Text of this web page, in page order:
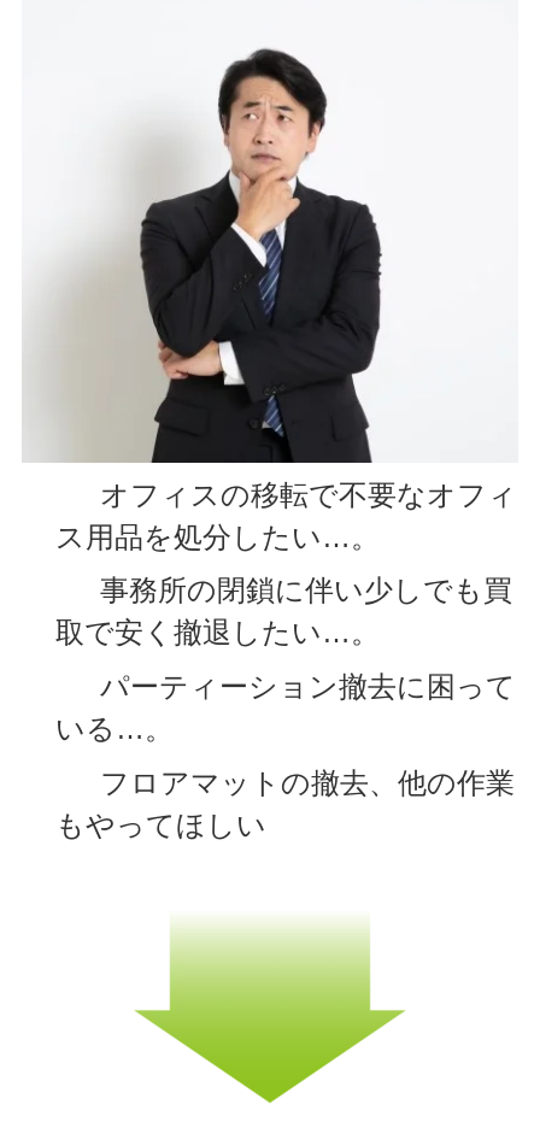
オフィスの移転で不要なオフィ
ス用品を処分したい…。
事務所の閉鎖に伴い少しでも買
取で安く撤退したい…。
パーティーション撤去に困って
いる…。
フロアマットの撤去、他の作業
もやってほしい